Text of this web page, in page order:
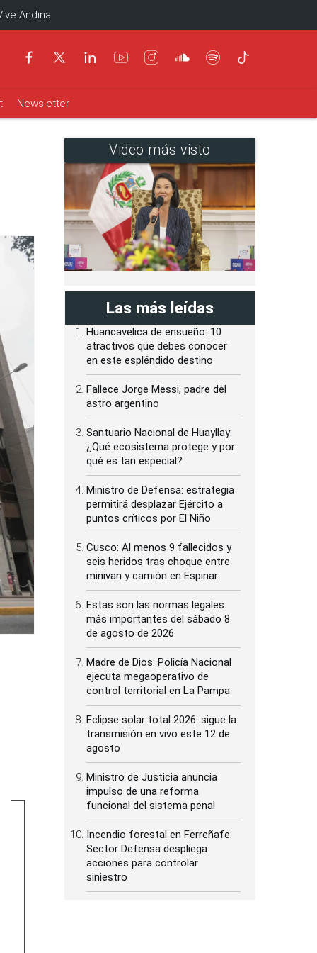
Andina
Newsletter
Video más visto
Las más leídas
Huancavelica de ensueño: 10
atractivos que debes conocer
en este espléndido destino
Fallece Jorge Messi, padre del
astro argentino
Santuario Nacional de Huayllay:
¿Qué ecosistema protege y por
qué es tan especial?
Ministro de Defensa: estrategia
permitirá desplazar Ejército a
puntos críticos por El Niño
Cusco: Al menos 9 fallecidos y
seis heridos tras choque entre
minivan y camión en Espinar
Estas son las normas legales
más importantes del sábado 8
de agosto de 2026
Madre de Dios: Policía Nacional
ejecuta megaoperativo de
control territorial en La Pampa
Eclipse solar total 2026: sigue la
transmisión en vivo este 12 de
agosto
Ministro de Justicia anuncia
impulso de una reforma
funcional del sistema penal
Incendio forestal en Ferreñafe:
Sector Defensa despliega
acciones para controlar
siniestro